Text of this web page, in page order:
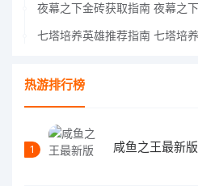
热游排行榜
1 咸鱼之王最新版